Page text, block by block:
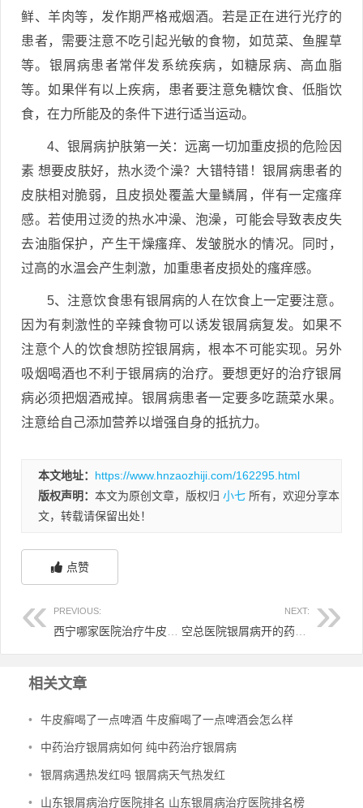
鲜、羊肉等，发作期严格戒烟酒。若是正在进行光疗的
患者，需要注意不吃引起光敏的食物，如苋菜、鱼腥草
等。银屑病患者常伴发系统疾病，如糖尿病、高血脂
等。如果伴有以上疾病，患者要注意免糖饮食、低脂饮
食，在力所能及的条件下进行适当运动。
4、银屑病护肤第一关：远离一切加重皮损的危险因
素 想要皮肤好，热水烫个澡？大错特错！银屑病患者的
皮肤相对脆弱，且皮损处覆盖大量鳞屑，伴有一定瘙痒
感。若使用过烫的热水冲澡、泡澡，可能会导致表皮失
去油脂保护，产生干燥瘙痒、发皱脱水的情况。同时，
过高的水温会产生刺激，加重患者皮损处的瘙痒感。
5、注意饮食患有银屑病的人在饮食上一定要注意。
因为有刺激性的辛辣食物可以诱发银屑病复发。如果不
注意个人的饮食想防控银屑病，根本不可能实现。另外
吸烟喝酒也不利于银屑病的治疗。要想更好的治疗银屑
病必须把烟酒戒掉。银屑病患者一定要多吃蔬菜水果。
注意给自己添加营养以增强自身的抵抗力。
本文地址： https://www.hnzaozhiji.com/162295.html
版权声明： 本文为原创文章，版权归 小七 所有，欢迎分享本
文，转载请保留出处！
点赞
PREVIOUS: NEXT:
空总医院银屑病开的药 空军总医院皮肤科银屑病用药自制
相关文章
• 牛皮癣喝了一点啤酒 牛皮癣喝了一点啤酒会怎么样
• 中药治疗银屑病如何 纯中药治疗银屑病
• 银屑病遇热发红吗 银屑病天气热发红
• 山东银屑病治疗医院排名 山东银屑病治疗医院排名榜